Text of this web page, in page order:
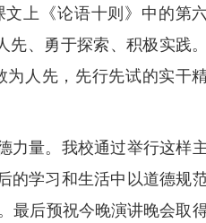
文上《论语十则》中的第
先、勇于探索、积极实践。
为人先，先行先试的实干
力量。我校通过举行这样
的学习和生活中以道德规
最后预祝今晚演讲晚会取